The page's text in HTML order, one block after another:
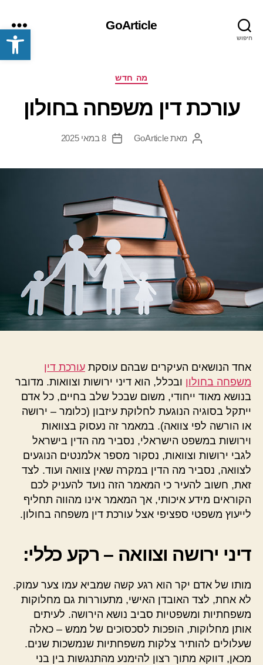
פתח סרגל נגישות חיפוש
GoArticle
תפריט
קטגוריותמה חדש
עורכת דין משפחה בחולון
המחבר
מאתGoArticle
תאריך
8 במאי 2025
אחד הנושאים העיקרים שבהם עוסקת עורכת דין
משפחה בחולון ובכלל, הוא דיני ירושות וצוואות. מדובר
בנושא מאוד ייחודי, משום שבכל שלב בחיים, כל אדם
ייתקל בסוגיה הנוגעת לחלוקת עיזבון (כלומר – ירושה
או הורשה לפי צוואה). במאמר זה נעסוק בצוואות
וירושות במשפט הישראלי, נסביר מה הדין בישראל
לגבי ירושות וצוואות, נסקור מספר אלמנטים הנוגעים
לצוואה, נסביר מה הדין במקרה שאין צוואה ועוד. לצד
זאת, חשוב להעיר כי המאמר הזה נועד להעניק לכם
הקוראים מידע איכותי, אך המאמר אינו מהווה תחליף
לייעוץ משפטי ספציפי אצל עורכת דין משפחה בחולון.
דיני ירושה וצוואה – רקע כללי:
מותו של אדם יקר הוא רגע קשה שמביא עמו צער עמוק.
לא אחת, לצד האובדן האישי, מתעוררות גם מחלוקות
משפחתיות ומשפטיות סביב נושא הירושה. לעיתים
אותן מחלוקות, הופכות לסכסוכים של ממש – כאלה
שעלולים להותיר צלקות משפחתיות שנמשכות שנים.
מכאן, דווקא מתוך רצון להימנע מהתנגשות בין בני